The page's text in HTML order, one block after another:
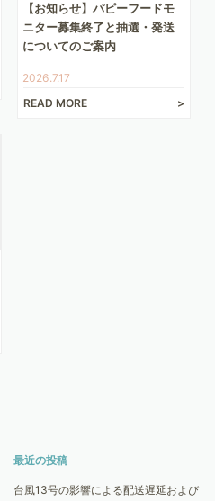
【お知らせ】パピーフードモ
ニター募集終了と抽選・発送
についてのご案内
2026.7.17
READ MORE
最近の投稿
台風13号の影響による配送遅延および